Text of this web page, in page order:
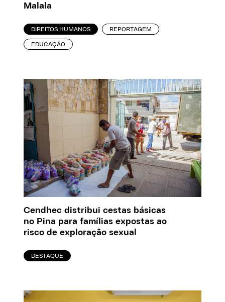
Malala
DIREITOS HUMANOS REPORTAGEM
EDUCAÇÃO
Cendhec distribui cestas básicas
no Pina para famílias expostas ao
risco de exploração sexual
DESTAQUE